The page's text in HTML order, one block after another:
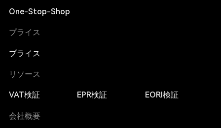
One-Stop-Shop
プライス
プライス
リソース
VAT検証 EPR検証 EORI検証
会社概要